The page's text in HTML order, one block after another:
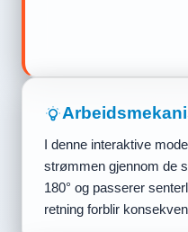
I denne interaktive
strømmen gjennom de
180° og passerer
retning forblir